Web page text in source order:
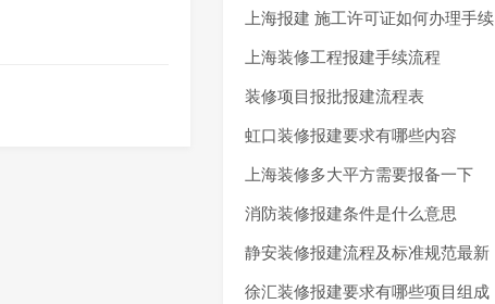
上海报建 施工许可证如何办理手续
上海装修工程报建手续流程
装修项目报批报建流程表
虹口装修报建要求有哪些内容
上海装修多大平方需要报备一下
消防装修报建条件是什么意思
静安装修报建流程及标准规范最新
徐汇装修报建要求有哪些项目组成